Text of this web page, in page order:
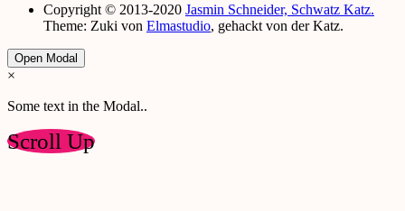
Copyright © 2013-2020 Jasmin Schneider, Schwatz Katz.
Theme: Zuki von Elmastudio, gehackt von der Katz.
Open Modal
×
Some text in the Modal..
Scroll Up